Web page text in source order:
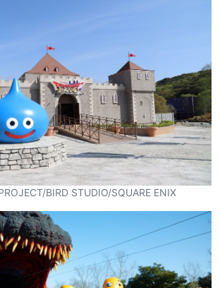
BIRD STUDIO/SQUARE ENIX